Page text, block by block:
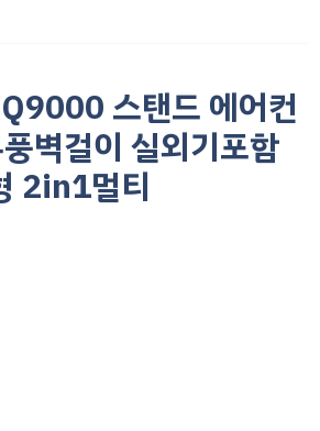
스탠드 에어컨
벽걸이 실외기포함
2in1멀티